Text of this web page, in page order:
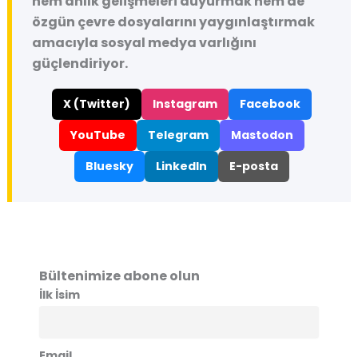
özgün çevre dosyalarını yaygınlaştırmak
amacıyla sosyal medya varlığını
güçlendiriyor.
X (Twitter) Instagram
Facebook
YouTube
Telegram
Mastodon
Bluesky
LinkedIn E-posta
Bültenimize abone olun
İlk İsim